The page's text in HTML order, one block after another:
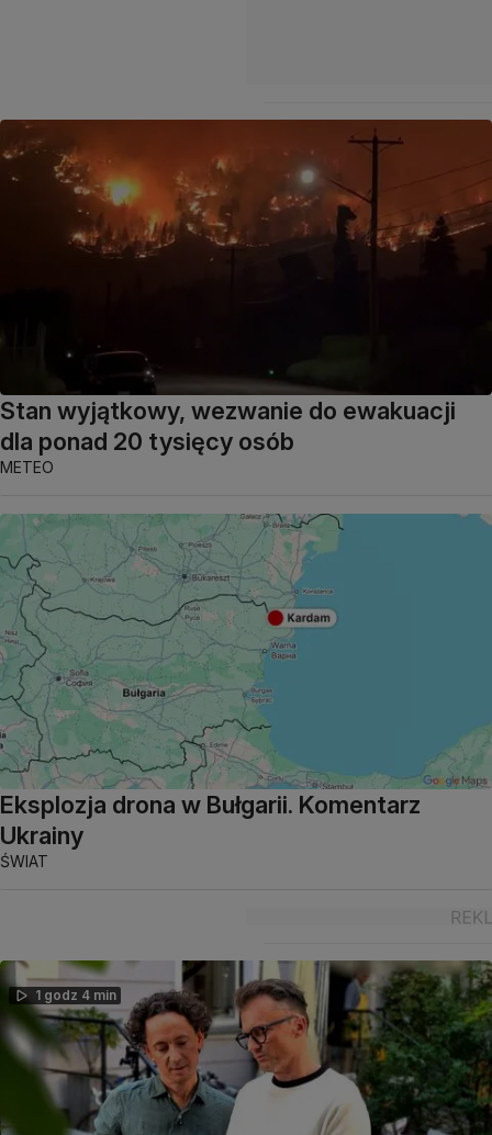
Stan wyjątkowy, wezwanie do ewakuacji
dla ponad 20 tysięcy osób
METEO
Eksplozja drona w Bułgarii. Komentarz
Ukrainy
ŚWIAT
1 godz 4 min